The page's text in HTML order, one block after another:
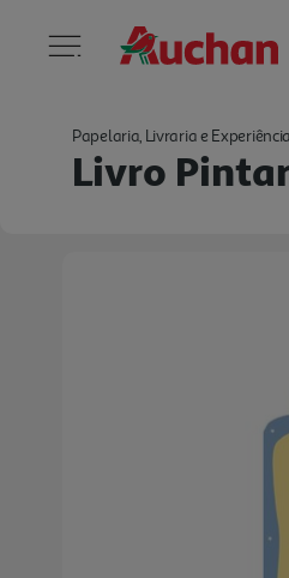
Papelaria, Livraria e
Livro